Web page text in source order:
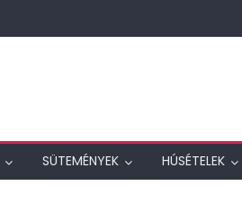
SÜTEMÉNYEK HÚSÉTELEK